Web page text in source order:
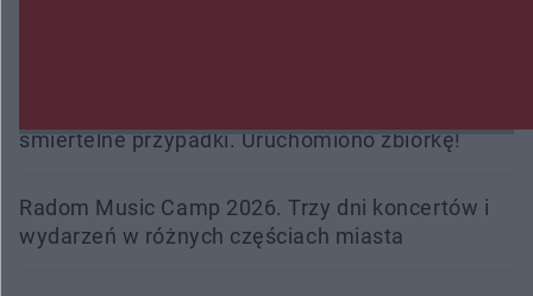
śmiertelne przypadki. Uruchomiono zbiórkę!
Radom Music Camp 2026. Trzy dni koncertów i
wydarzeń w różnych częściach miasta